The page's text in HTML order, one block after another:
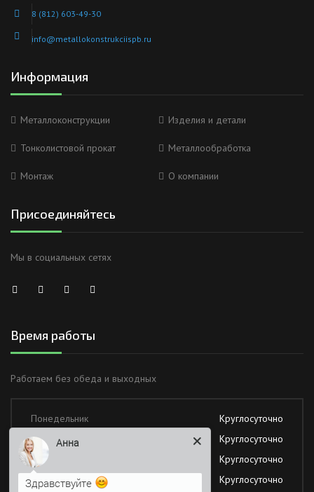
8 (812) 603-49-30
info@metallokonstrukciispb.ru
Информация
Металлоконструкции Изделия и детали
Тонколистовой прокат Металлообработка
Монтаж О компании
Присоединяйтесь
Мы в социальных сетях
Время работы
Работаем без обеда и выходных
Понедельник
Круглосуточно
Вторник
Круглосуточно
Среда
Круглосуточно
Четверг
Круглосуточно
Анна
Здравствуйте